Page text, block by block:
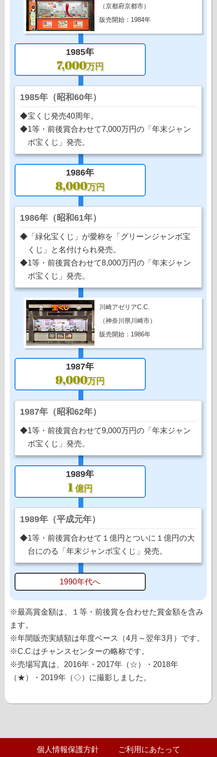
（京都府京都市）
販売開始：1984年
1985年
7,000万円
1985年（昭和60年）
◆宝くじ発売40周年。
◆1等・前後賞合わせて7,000万円の「年末ジャン
ボ宝くじ」発売。
1986年
8,000万円
1986年（昭和61年）
◆「緑化宝くじ」が愛称を「グリーンジャンボ宝
くじ」と名付けられ発売。
◆1等・前後賞合わせて8,000万円の「年末ジャン
ボ宝くじ」発売。
川崎アゼリアC.C.
（神奈川県川崎市）
販売開始：1986年
1987年
9,000万円
1987年（昭和62年）
◆1等・前後賞合わせて9,000万円の「年末ジャン
ボ宝くじ」発売。
1989年
1億円
1989年（平成元年）
◆1等・前後賞合わせて１億円とついに１億円の大
台にのる「年末ジャンボ宝くじ」発売。
1990年代へ
※最高賞金額は、１等・前後賞を合わせた賞金額を含み
ます。
※年間販売実績額は年度ベース（4月～翌年3月）です。
※C.C.はチャンスセンターの略称です。
※売場写真は、2016年・2017年（☆）・2018年
（★）・2019年（◇）に撮影しました。
個人情報保護方針 ご利用にあたって